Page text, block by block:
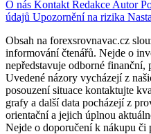
O nás Kontakt Redakce Autor
údajů Upozornění na rizika
Obsah na forexsrovnavac.cz
informování čtenářů. Nejde o
nepředstavuje odborné finanční,
Uvedené názory vycházejí z
posouzení situace kontaktujte
grafy a další data pocházejí z
orientační a jejich úplnou
Nejde o doporučení k nákupu či